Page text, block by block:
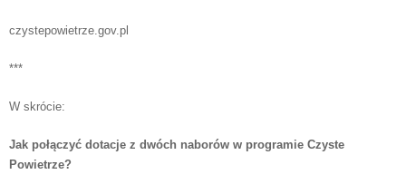
czystepowietrze.gov.pl
***
W skrócie:
Jak połączyć dotacje z dwóch naborów w programie Czyste
Powietrze?